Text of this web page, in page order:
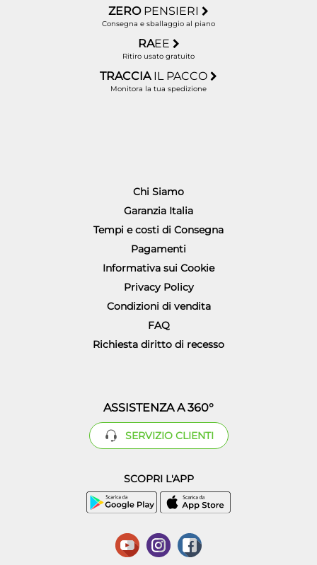
ZERO PENSIERI
Consegna e sballaggio al piano
RAEE
Ritiro usato gratuito
TRACCIA IL PACCO
Monitora la tua spedizione
Chi Siamo
Garanzia Italia
Tempi e costi di Consegna
Pagamenti
Informativa sui Cookie
Privacy Policy
Condizioni di vendita
FAQ
Richiesta diritto di recesso
ASSISTENZA A 360°
SERVIZIO CLIENTI
SCOPRI L'APP